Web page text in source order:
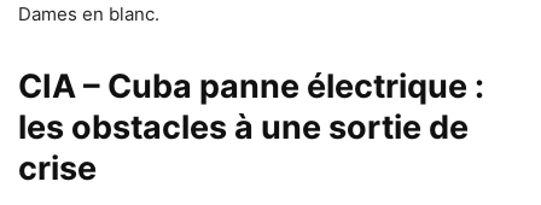
Dames en blanc.
CIA – Cuba panne électrique :
les obstacles à une sortie de
crise